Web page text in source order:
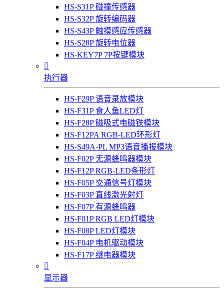
HS-S31P 碰撞传感器
HS-S32P 旋转编码器
HS-S43P 触摸感应传感器
HS-S28P 旋转电位器
HS-KEY7P 7P按键模块

执行器
HS-F29P 语音录放模块
HS-F31P 食人鱼LED灯
HS-F28P 磁吸式电磁铁模块
HS-F12PA RGB-LED环形灯
HS-S49A-PL MP3语音播报模块
HS-F02P 无源蜂鸣器模块
HS-F12P RGB-LED条形灯
HS-F05P 交通信号灯模块
HS-F03P 直线激光射灯
HS-F07P 有源蜂鸣器
HS-F01P RGB LED灯模块
HS-F08P LED灯模块
HS-F04P 电机驱动模块
HS-F17P 继电器模块

显示器